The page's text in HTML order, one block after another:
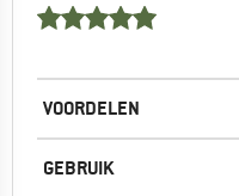
VOORDELEN
GEBRUIK